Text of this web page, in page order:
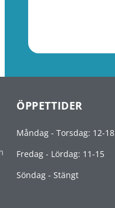
ÖPPETTIDER
Måndag - Torsdag: 12-18
Fredag - Lördag: 11-15
Söndag - Stängt